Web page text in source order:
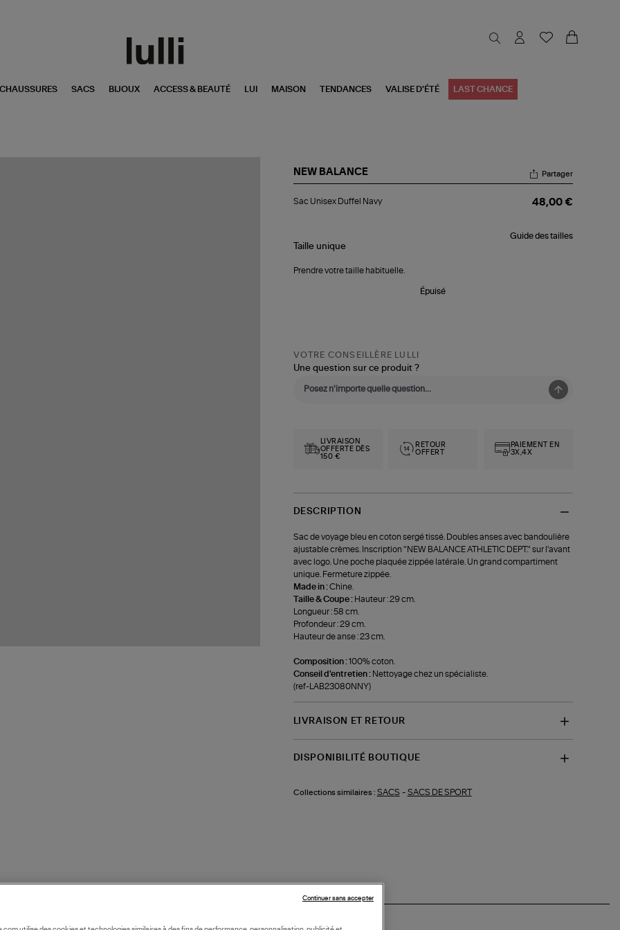
CHAUSSURES SACS BIJOUX ACCESS & BEAUTÉ LUI MAISON TENDANCES VALISE D'ÉTÉ LAST CHANCE
NEW BALANCE
Unisex
Partager
Sac Unisex Duffel Navy 48,00 €
Guide des tailles
Taille unique
Prendre votre taille habituelle.
Épuisé
VOTRE CONSEILLÈRE LULLI
Une question sur ce produit ?
LIVRAISON
OFFERTE DÈS
150 €
RETOUR
OFFERT
PAIEMENT EN
3X,4X
DESCRIPTION
Sac de voyage bleu en coton sergé tissé. Doubles anses avec bandoulière
ajustable crèmes. Inscription "NEW BALANCE ATHLETIC DEPT." sur l'avant
avec logo. Une poche plaquée zippée latérale. Un grand compartiment
unique. Fermeture zippée.
Made in :Chine.
Taille & Coupe : Hauteur : 29 cm.
Longueur : 58 cm.
Profondeur : 29 cm.
Hauteur de anse : 23 cm.
Composition :100% coton.
Conseil d'entretien : Nettoyage chez un spécialiste.
(ref-LAB23080NNY)
LIVRAISON ET RETOUR
DISPONIBILITÉ BOUTIQUE
Collections similaires : SACS - SACS DE SPORT
Continuer sans accepter